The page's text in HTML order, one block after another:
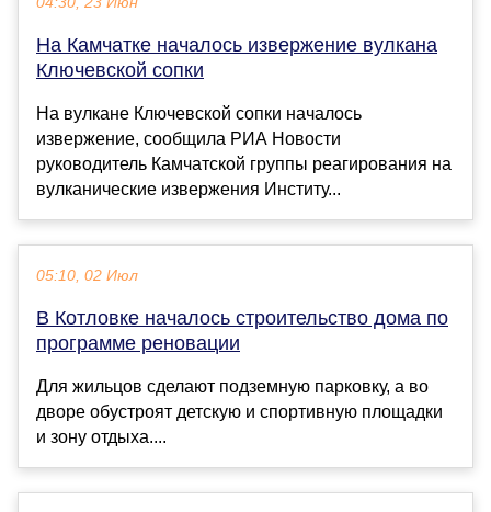
На Камчатке началось извержение вулкана
Ключевской сопки
На вулкане Ключевской сопки началось
извержение, сообщила РИА Новости
руководитель Камчатской группы реагирования на
вулканические извержения Институ...
05:10, 02 Июл
В Котловке началось строительство дома по
программе реновации
Для жильцов сделают подземную парковку, а во
дворе обустроят детскую и спортивную площадки
и зону отдыха....